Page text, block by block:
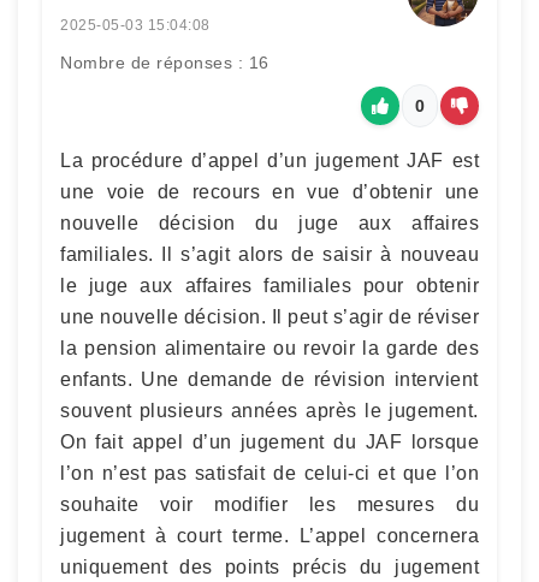
2025-05-03 15:04:08
Nombre de réponses : 16
0
La procédure d’appel d’un jugement JAF est
une voie de recours en vue d’obtenir une
nouvelle décision du juge aux affaires
familiales. Il s’agit alors de saisir à nouveau
le juge aux affaires familiales pour obtenir
une nouvelle décision. Il peut s’agir de réviser
la pension alimentaire ou revoir la garde des
enfants. Une demande de révision intervient
souvent plusieurs années après le jugement.
On fait appel d’un jugement du JAF lorsque
l’on n’est pas satisfait de celui-ci et que l’on
souhaite voir modifier les mesures du
jugement à court terme. L’appel concernera
uniquement des points précis du jugement